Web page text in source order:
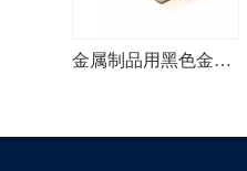
金属制品用黑色金属编织 VCI 纸